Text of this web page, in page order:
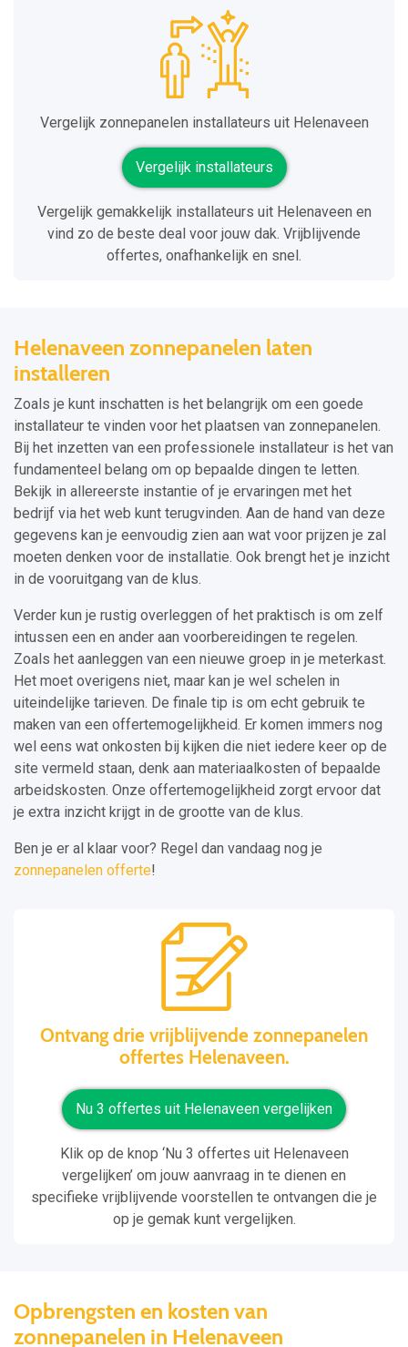
Vergelijk zonnepanelen installateurs uit Helenaveen
Vergelijk installateurs
Vergelijk gemakkelijk installateurs uit Helenaveen en
vind zo de beste deal voor jouw dak. Vrijblijvende
offertes, onafhankelijk en snel.
Helenaveen zonnepanelen laten
installeren
Zoals je kunt inschatten is het belangrijk om een goede
installateur te vinden voor het plaatsen van zonnepanelen.
Bij het inzetten van een professionele installateur is het van
fundamenteel belang om op bepaalde dingen te letten.
Bekijk in allereerste instantie of je ervaringen met het
bedrijf via het web kunt terugvinden. Aan de hand van deze
gegevens kan je eenvoudig zien aan wat voor prijzen je zal
moeten denken voor de installatie. Ook brengt het je inzicht
in de vooruitgang van de klus.
Verder kun je rustig overleggen of het praktisch is om zelf
intussen een en ander aan voorbereidingen te regelen.
Zoals het aanleggen van een nieuwe groep in je meterkast.
Het moet overigens niet, maar kan je wel schelen in
uiteindelijke tarieven. De finale tip is om echt gebruik te
maken van een offertemogelijkheid. Er komen immers nog
wel eens wat onkosten bij kijken die niet iedere keer op de
site vermeld staan, denk aan materiaalkosten of bepaalde
arbeidskosten. Onze offertemogelijkheid zorgt ervoor dat
je extra inzicht krijgt in de grootte van de klus.
Ben je er al klaar voor? Regel dan vandaag nog je
zonnepanelen offerte!
Ontvang drie vrijblijvende zonnepanelen
offertes Helenaveen.
Nu 3 offertes uit Helenaveen vergelijken
Klik op de knop ‘Nu 3 offertes uit Helenaveen
vergelijken’ om jouw aanvraag in te dienen en
specifieke vrijblijvende voorstellen te ontvangen die je
op je gemak kunt vergelijken.
Opbrengsten en kosten van
zonnepanelen in Helenaveen